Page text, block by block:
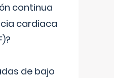
continua
cardiaca
de bajo